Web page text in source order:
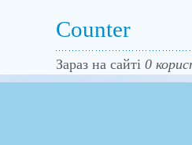
Counter
Зараз на сайті 0